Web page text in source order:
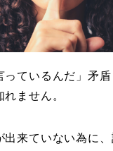
っているんだ」矛
ません。
出来ていない為に